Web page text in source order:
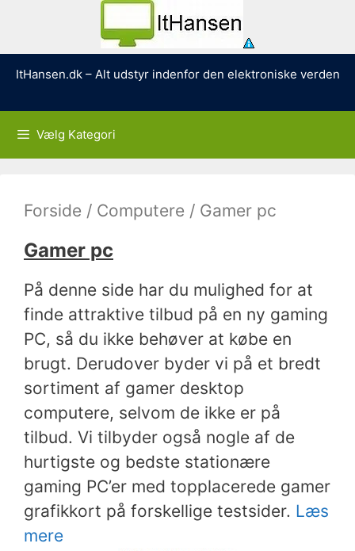
ItHansen.dk – Alt udstyr indenfor den elektroniske verden
Vælg Kategori
Forside / Computere / Gamer pc
Gamer pc
På denne side har du mulighed for at
finde attraktive tilbud på en ny gaming
PC, så du ikke behøver at købe en
brugt. Derudover byder vi på et bredt
sortiment af gamer desktop
computere, selvom de ikke er på
tilbud. Vi tilbyder også nogle af de
hurtigste og bedste stationære
gaming PC’er med topplacerede gamer
grafikkort på forskellige testsider. Læs
mere